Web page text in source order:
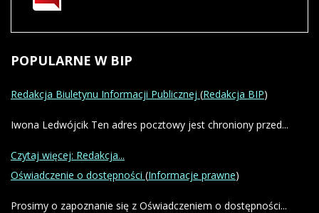
POPULARNE W BIP
Redakcja Biuletynu Informacji Publicznej (Redakcja BIP)
Iwona Ledwójcik Ten adres pocztowy jest chroniony przed...
Czytaj więcej: Redakcja...
Oświadczenie o dostępności (Informacje prawne)
Prosimy o zapoznanie się z Oświadczeniem o dostępności...